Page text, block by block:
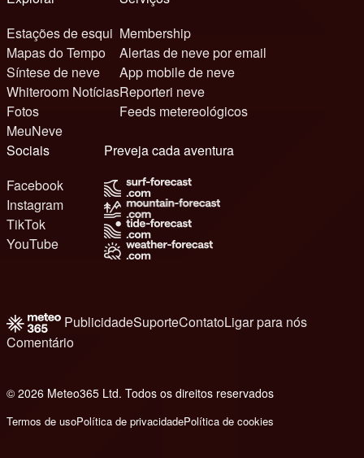
Estações de esqui
Mapas do Tempo
Síntese de neve
Whiteroom Notícias
Fotos
MeuNeve
Membership
Alertas de neve por email
App mobile de neve
Reporteri neve
Feeds metereológicos
Sociais
Facebook
Instagram
TikTok
YouTube
Preveja cada aventura
PublicidadeSuporteContatoLigar para nós
Comentário
© 2026 Meteo365 Ltd. Todos os direitos reservados
Termos de usoPolítica de privacidadePolítica de cookies